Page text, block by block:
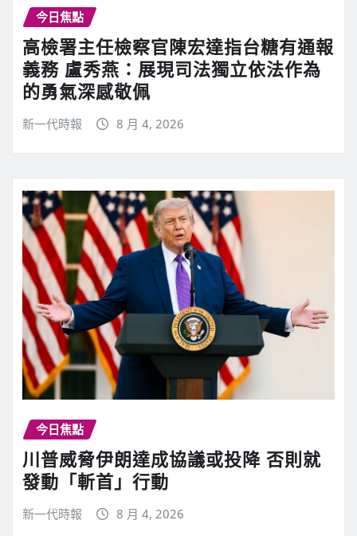
今日焦點
高檢署主任檢察官陳宏達指台糖有通報
義務 盧秀燕：展現司法獨立依法作為
的勇氣深感敬佩
新一代時報 8 月 4, 2026
今日焦點
川普威脅伊朗達成協議或投降 否則就
發動「斬首」行動
新一代時報 8 月 4, 2026